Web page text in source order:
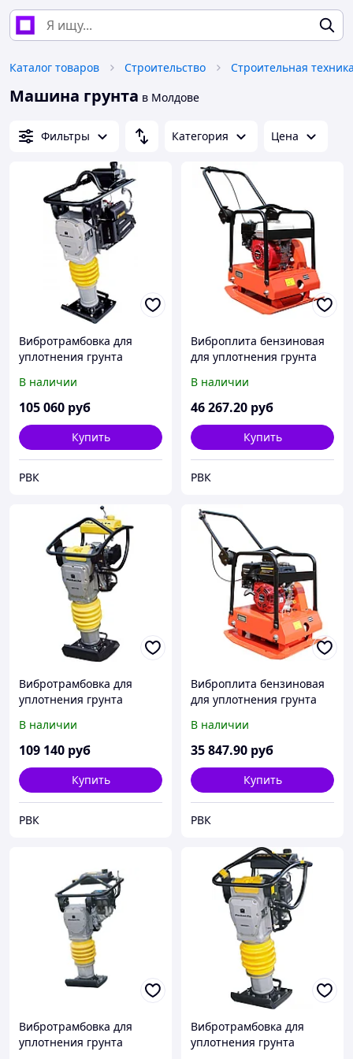
Каталог товаров Строительство
Машина грунта в Молдове
Фильтры Категория Цена
Вибротрамбовка для
уплотнения грунта
(бензиновая)
В наличии
105 060 руб
Купить
РВК
Виброплита бензиновая
для уплотнения грунта
В наличии
46 267.20 руб
Купить
РВК
Вибротрамбовка для
уплотнения грунта
(бензиновая)
В наличии
109 140 руб
Купить
РВК
Виброплита бензиновая
для уплотнения грунта
В наличии
35 847.90 руб
Купить
РВК
Вибротрамбовка для
уплотнения грунта
Вибротрамбовка для
уплотнения грунта